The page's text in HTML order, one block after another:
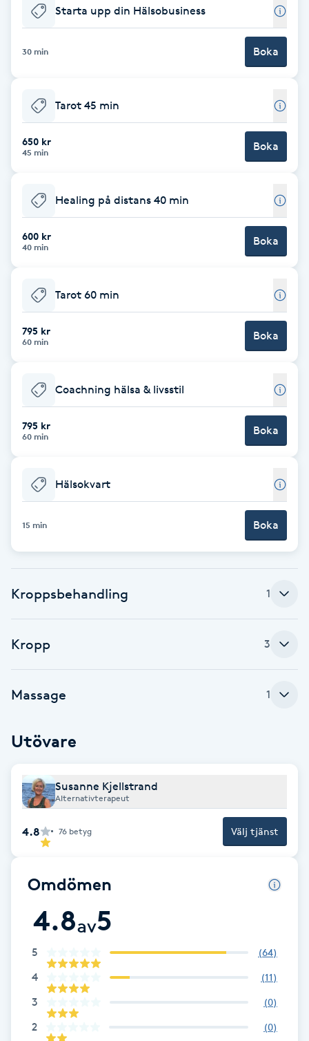
Babylights
Bambumassage
Barber
Barnklippning
BIAB
Bottenfärg
Brynformning
Brynplockning
Bröllopsuppsättning
Celluliter
Coachning
Cryoterapi
D
Enzympeeling
Extensions
Extensions borttagning
Eyeliner-tatuering
Face framing
Faceliftmassage
Starta upp din Hälsobusiness
30 min Boka
Tarot 45 min
650 kr
45 min Boka
Healing på distans 40 min
600 kr
40 min Boka
Tarot 60 min
795 kr
60 min Boka
Coachning hälsa & livsstil
795 kr
60 min Boka
Hälsokvart
15 min Boka
Kroppsbehandling 1
Kropp 3
Massage 1
Utövare
Susanne Kjellstrand
Alternativterapeut
4.8 76 betyg Välj tjänst
Omdömen
4.8av5
5 (64)
4 (11)
3 (0)
2 (0)